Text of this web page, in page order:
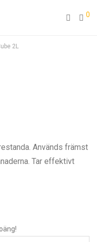
0
2L
Används främst
Tar effektivt